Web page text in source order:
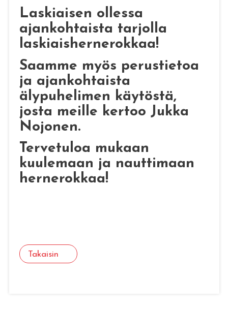
Laskiaisen ollessa
ajankohtaista tarjolla
laskiaishernerokkaa!
Saamme myös perustietoa
ja ajankohtaista
älypuhelimen käytöstä,
josta meille kertoo Jukka
Nojonen.
Tervetuloa mukaan
kuulemaan ja nauttimaan
hernerokkaa!
Takaisin